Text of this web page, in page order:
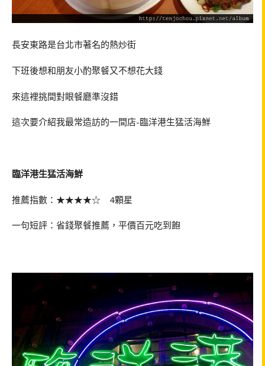
長安東路是台北市著名的熱炒街
下班後想和朋友小酌聚餐又不想花大錢
來這裡挑間對眼餐廳準沒錯
這次要介紹我最常造訪的一間店-臨洋港生猛活海鮮
臨洋港生猛活海鮮
推薦指數：★★★★☆ 4顆星
一句短評：省錢聚餐推薦，平價百元吃到飽